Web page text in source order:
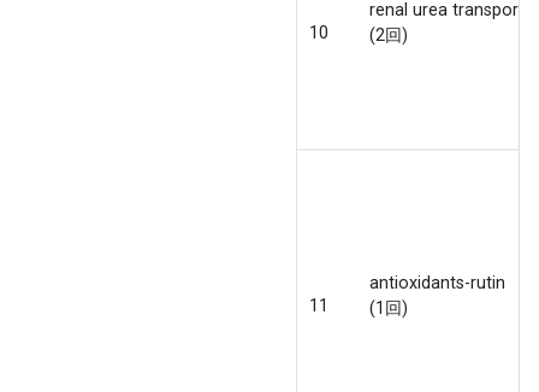
10
renal urea
(2回)
11
antioxidants-rutin
(1回)